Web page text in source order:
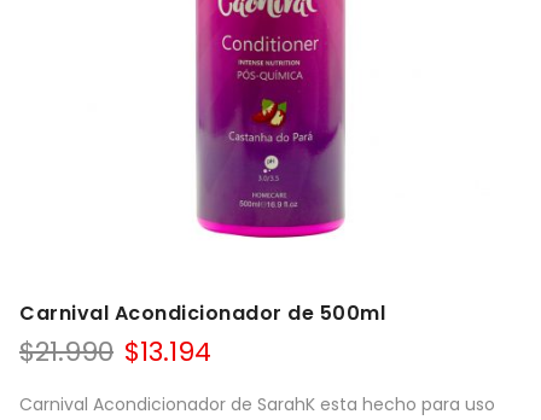
Carnival Acondicionador de 500ml
$21.990 $13.194
Carnival Acondicionador de SarahK esta hecho para uso